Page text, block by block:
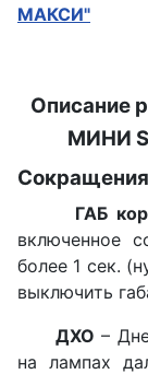
МАКСИ"
Описание
МИНИ
ГАБ
включенное
более 1 сек.
выключить
ДХО –
на лампах